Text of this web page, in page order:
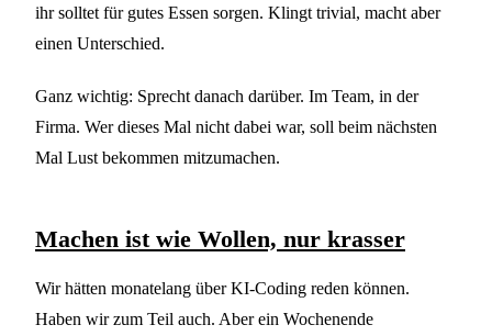
ihr solltet für gutes Essen sorgen. Klingt trivial, macht aber
einen Unterschied.
Ganz wichtig: Sprecht danach darüber. Im Team, in der
Firma. Wer dieses Mal nicht dabei war, soll beim nächsten
Mal Lust bekommen mitzumachen.
Machen ist wie Wollen, nur krasser
Wir hätten monatelang über KI-Coding reden können.
Haben wir zum Teil auch. Aber ein Wochenende